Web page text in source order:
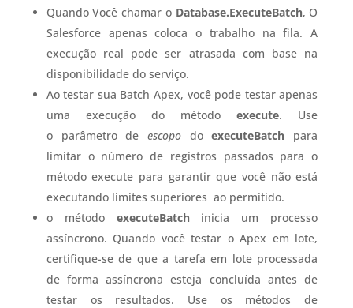
Quando Você chamar o Database.ExecuteBatch, O
Salesforce apenas coloca o trabalho na fila. A
execução real pode ser atrasada com base na
disponibilidade do serviço.
Ao testar sua Batch Apex, você pode testar apenas
uma execução do métodoexecute. Use
o parâmetro de escopo doexecuteBatch para
limitar o número de registros passados ​​para o
método execute para garantir que você não está
executando limites superiores ao permitido.
o método executeBatchinicia um processo
assíncrono. Quando você testar o Apex em lote,
certifique-se de que a tarefa em lote processada
de forma assíncrona esteja concluída antes de
testar os resultados. Use os métodos de